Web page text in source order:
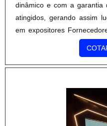
dinâmico e com a garantia
atingidos, gerando assim
em expositores
oferecer diversos tipos